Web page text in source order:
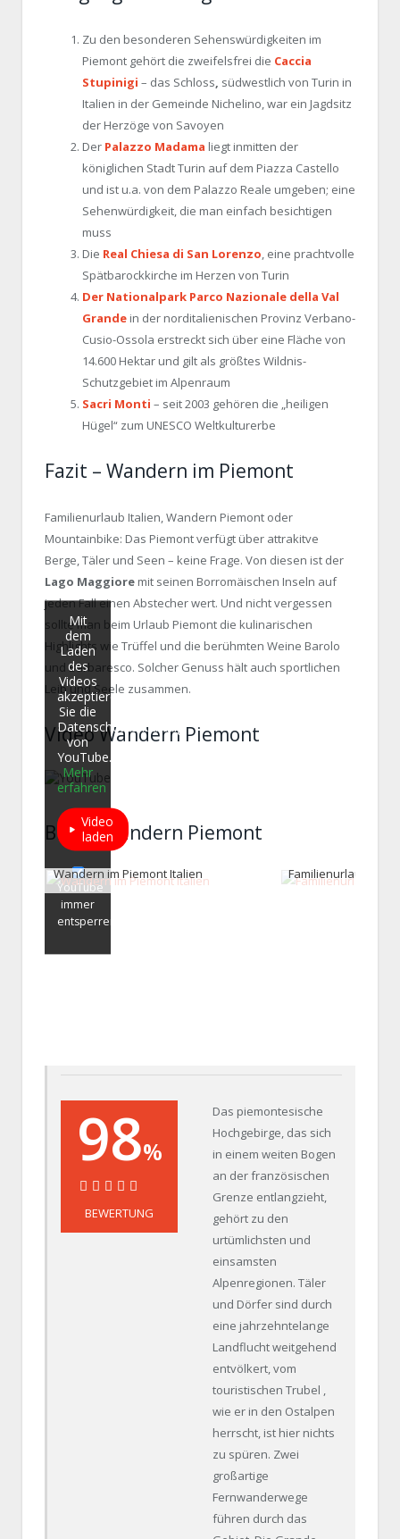
Zu den besonderen Sehenswürdigkeiten im
Piemont gehört die zweifelsfrei die Caccia
Stupinigi – das Schloss, südwestlich von Turin in
Italien in der Gemeinde Nichelino, war ein Jagdsitz
der Herzöge von Savoyen
Der Palazzo Madama liegt inmitten der
königlichen Stadt Turin auf dem Piazza Castello
und ist u.a. von dem Palazzo Reale umgeben; eine
Sehenwürdigkeit, die man einfach besichtigen
muss
Die Real Chiesa di San Lorenzo, eine prachtvolle
Spätbarockkirche im Herzen von Turin
Der Nationalpark Parco Nazionale della Val
Grande in der norditalienischen Provinz Verbano-
Cusio-Ossola erstreckt sich über eine Fläche von
14.600 Hektar und gilt als größtes Wildnis-
Schutzgebiet im Alpenraum
Sacri Monti – seit 2003 gehören die „heiligen
Hügel“ zum UNESCO Weltkulturerbe
Fazit – Wandern im Piemont
Familienurlaub Italien, Wandern Piemont oder
Mountainbike: Das Piemont verfügt über attrakitve
Berge, Täler und Seen – keine Frage. Von diesen ist der
Lago Maggiore mit seinen Borromäischen Inseln auf
jeden Fall einen Abstecher wert. Und nicht vergessen
sollte man beim Urlaub Piemont die kulinarischen
Highlights wie Trüffel und die berühmten Weine Barolo
und Barbaresco. Solcher Genuss hält auch sportlichen
Leib und Seele zusammen.
Video Wandern Piemont
Mit
dem
Laden
des
Videos
akzeptieren
Sie die
Datenschutzerklärung
von
YouTube.
Mehr
erfahren
Video
laden
YouTube
immer
entsperren
Bilder Wandern Piemont
Wandern im Piemont Italien Familienurlaub
98%
98%
BEWERTUNG
Das piemontesische
Hochgebirge, das sich
in einem weiten Bogen
an der französischen
Grenze entlangzieht,
gehört zu den
urtümlichsten und
einsamsten
Alpenregionen. Täler
und Dörfer sind durch
eine jahrzehntelange
Landflucht weitgehend
entvölkert, vom
touristischen Trubel ,
wie er in den Ostalpen
herrscht, ist hier nichts
zu spüren. Zwei
großartige
Fernwanderwege
führen durch das